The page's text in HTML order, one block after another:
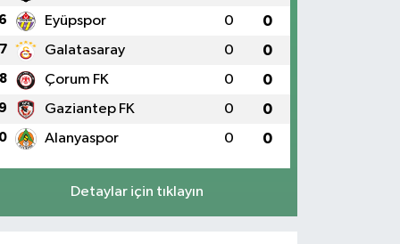
Eyüpspor 0 0
7 Galatasaray 0 0
8 Çorum FK 0 0
Gaziantep FK 0 0
Alanyaspor 0 0
Detaylar için tıklayın